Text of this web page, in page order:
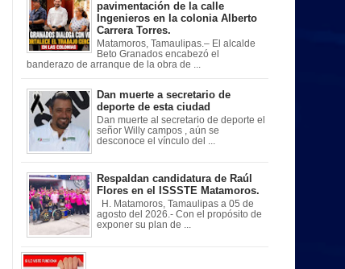
pavimentación de la calle
Ingenieros en la colonia Alberto
Carrera Torres.
Matamoros, Tamaulipas.– El alcalde
Beto Granados encabezó el
banderazo de arranque de la obra de ...
Dan muerte a secretario de
deporte de esta ciudad
Dan muerte al secretario de deporte el
señor Willy campos , aún se
desconoce el vínculo del ...
Respaldan candidatura de Raúl
Flores en el ISSSTE Matamoros.
H. Matamoros, Tamaulipas a 05 de
agosto del 2026.- Con el propósito de
exponer su plan de ...